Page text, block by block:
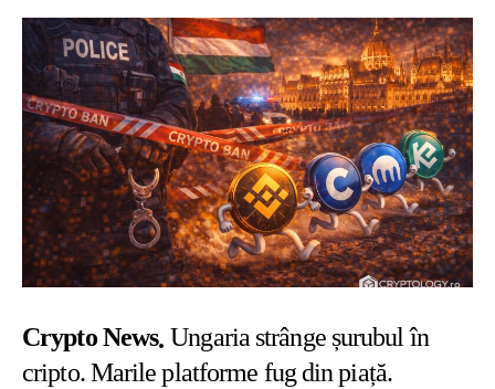
Crypto News Ungaria strânge șurubul în
cripto. Marile platforme fug din piață.